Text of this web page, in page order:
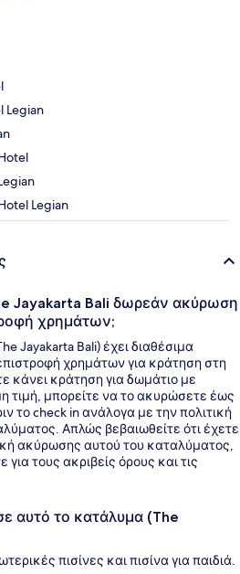
Legian
Legian
Jayakarta Bali δωρεάν ακύρωση
χρημάτων;
Jayakarta Bali) έχει διαθέσιμα
χρημάτων για κράτηση στη
κάνει κράτηση για δωμάτιο με
τιμή, μπορείτε να το ακυρώσετε έως
το check in ανάλογα με την πολιτική
Απλώς βεβαιωθείτε ότι έχετε
ακύρωσης αυτού του καταλύματος,
για τους ακριβείς όρους και τις
αυτό το κατάλυμα (The
πισίνες και πισίνα για παιδιά.